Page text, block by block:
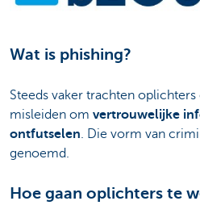
Wat is phishing?
Steeds vaker trachten
misleiden om vertrouwelijke
ontfutselen. Die vorm van
genoemd.
Hoe gaan oplichters te